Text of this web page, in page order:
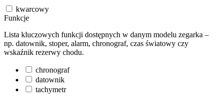
kwarcowy
Funkcje
Lista kluczowych funkcji dostępnych w danym modelu zegarka –
np. datownik, stoper, alarm, chronograf, czas światowy czy
wskaźnik rezerwy chodu.
chronograf
datownik
tachymetr